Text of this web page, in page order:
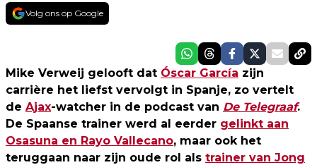
Volg ons op Google
Mike Verweij gelooft dat Óscar García zijn
carrière het liefst vervolgt in Spanje, zo vertelt
de Ajax-watcher in de podcast van De Telegraaf.
De Spaanse trainer werd al eerder gelinkt aan
Osasuna en Rayo Vallecano, maar ook het
teruggaan naar zijn oude rol als trainer van Jong